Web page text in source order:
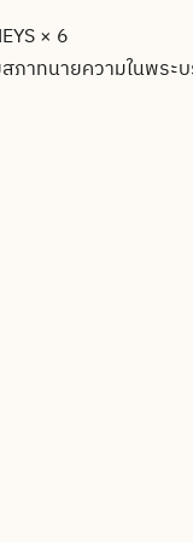
× 6
ภาทนายความในพระ